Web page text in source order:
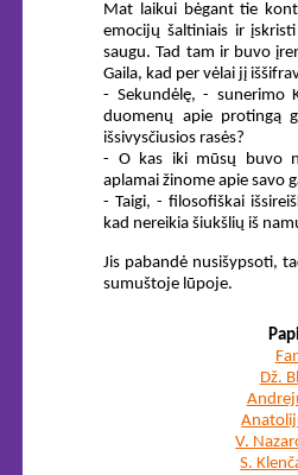
Mat laikui bėgant tie
emocijų šaltiniais ir
saugu. Tad tam ir buvo
Gaila, kad per vėlai jį
- Sekundėlę, - sunerimo
duomenų apie protingą
išsivysčiusios rasės?
- O kas iki mūsų buvo
aplamai žinome apie savo
- Taigi, - filosofiškai
kad nereikia šiukšlių iš
Jis pabandė nusišypsoti,
sumuštoje lūpoje.
Dž.
V.
S.